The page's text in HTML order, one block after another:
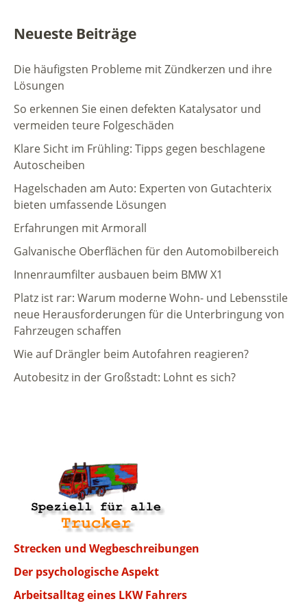
Neueste Beiträge
Die häufigsten Probleme mit Zündkerzen und ihre
Lösungen
So erkennen Sie einen defekten Katalysator und
vermeiden teure Folgeschäden
Klare Sicht im Frühling: Tipps gegen beschlagene
Autoscheiben
Hagelschaden am Auto: Experten von Gutachterix
bieten umfassende Lösungen
Erfahrungen mit Armorall
Galvanische Oberflächen für den Automobilbereich
Innenraumfilter ausbauen beim BMW X1
Platz ist rar: Warum moderne Wohn- und Lebensstile
neue Herausforderungen für die Unterbringung von
Fahrzeugen schaffen
Wie auf Drängler beim Autofahren reagieren?
Autobesitz in der Großstadt: Lohnt es sich?
Strecken und Wegbeschreibungen
Der psychologische Aspekt
Arbeitsalltag eines LKW Fahrers